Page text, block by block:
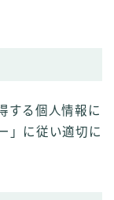
する個人情報に
」に従い適切に